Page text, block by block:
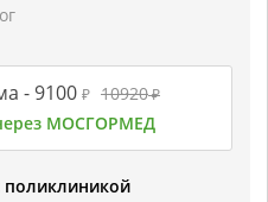
-9100 ₽ 10920₽
МОСГОРМЕД